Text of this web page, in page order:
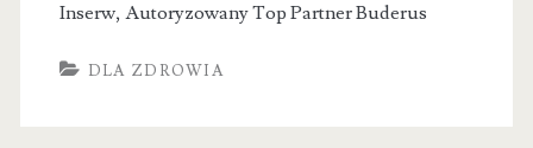
Inserw, Autoryzowany Top Partner Buderus
DLA ZDROWIA